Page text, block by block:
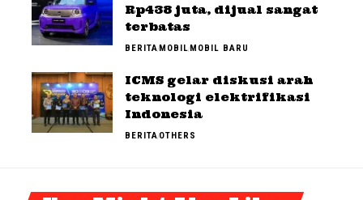
Rp438 juta, dijual sangat
terbatas
BERITAMOBILMOBIL BARU
ICMS gelar diskusi arah
teknologi elektrifikasi
Indonesia
BERITAOTHERS